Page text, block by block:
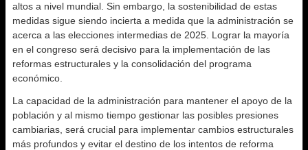
altos a nivel mundial. Sin embargo, la sostenibilidad de estas
medidas sigue siendo incierta a medida que la administración se
acerca a las elecciones intermedias de 2025. Lograr la mayoría
en el congreso será decisivo para la implementación de las
reformas estructurales y la consolidación del programa
económico.
La capacidad de la administración para mantener el apoyo de la
población y al mismo tiempo gestionar las posibles presiones
cambiarias, será crucial para implementar cambios estructurales
más profundos y evitar el destino de los intentos de reforma